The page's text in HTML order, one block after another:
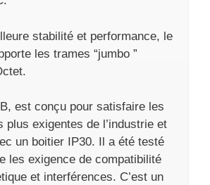
stabilité et performance, le
les trames “jumbo ”
est conçu pour satisfaire les
plus exigentes de l’industrie et
un boitier IP30. Il a été testé
les exigence de compatibilité
et interférences. C’est un